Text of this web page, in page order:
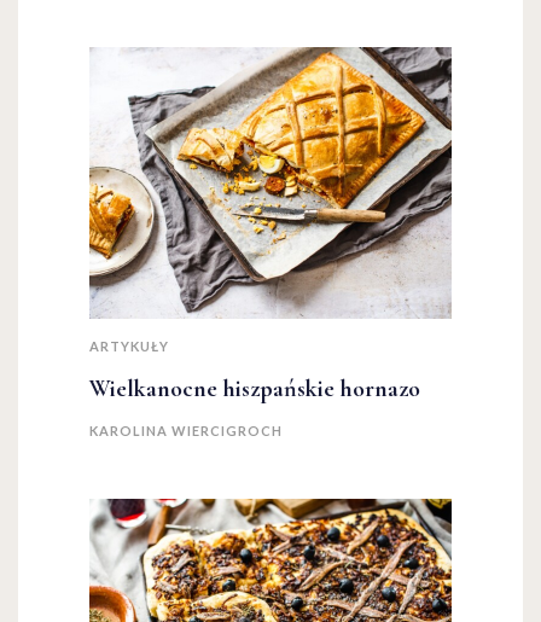
ARTYKUŁY
Wielkanocne hiszpańskie hornazo
KAROLINA WIERCIGROCH